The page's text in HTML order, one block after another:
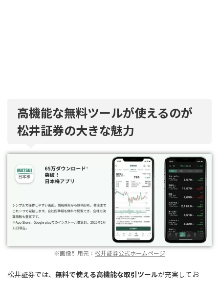
高機能な無料ツールが使えるのが
松井証券の大きな魅力
※画像引用元： 松井証券公式ホームページ
松井証券では、 無料で使える高機能な取引ツールが充実してお